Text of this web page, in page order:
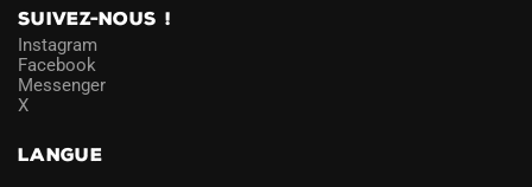
SUIVEZ-NOUS !
Instagram
Facebook
Messenger
X
LANGUE